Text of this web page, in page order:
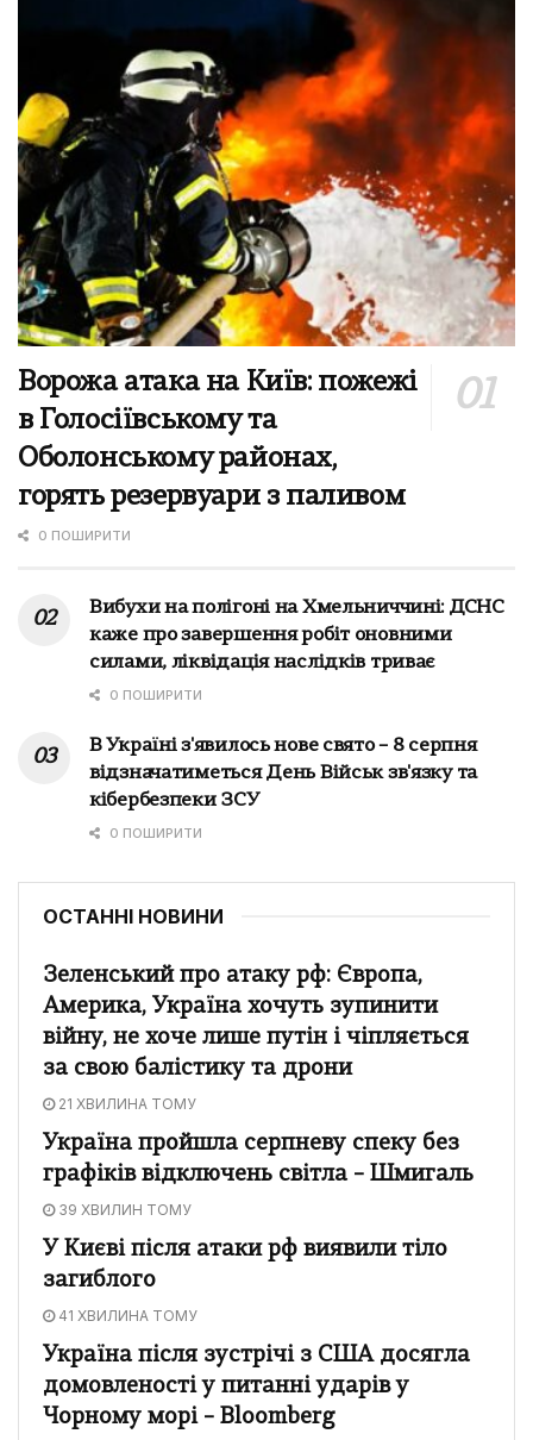
Ворожа атака на Київ: пожежі
в Голосіївському та
Оболонському районах,
горять резервуари з паливом
0 ПОШИРИТИ
Вибухи на полігоні на Хмельниччині: ДСНС
каже про завершення робіт оновними
силами, ліквідація наслідків триває
0 ПОШИРИТИ
В Україні з'явилось нове свято – 8 серпня
відзначатиметься День Військ зв'язку та
кібербезпеки ЗСУ
0 ПОШИРИТИ
ОСТАННІ НОВИНИ
Зеленський про атаку рф: Європа,
Америка, Україна хочуть зупинити
війну, не хоче лише путін і чіпляється
за свою балістику та дрони
21 ХВИЛИНА ТОМУ
Україна пройшла серпневу спеку без
графіків відключень світла – Шмигаль
39 ХВИЛИН ТОМУ
У Києві після атаки рф виявили тіло
загиблого
41 ХВИЛИНА ТОМУ
Україна після зустрічі з США досягла
домовленості у питанні ударів у
Чорному морі – Bloomberg